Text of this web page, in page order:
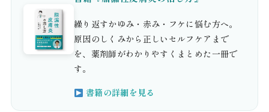
繰り返すかゆみ・赤み・フケに悩む方へ。
原因のしくみから正しいセルフケアまで
を、薬剤師がわかりやすくまとめた一冊で
す。
書籍の詳細を見る